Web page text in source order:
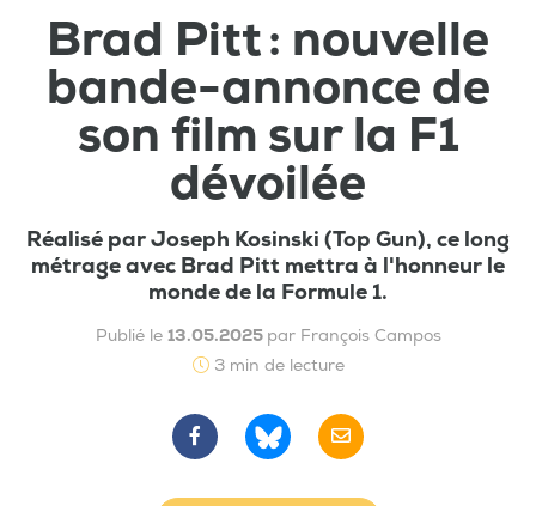
Brad Pitt : nouvelle
bande-annonce de
son film sur la F1
dévoilée
Réalisé par Joseph Kosinski (Top Gun), ce long
métrage avec Brad Pitt mettra à l'honneur le
monde de la Formule 1.
Publié le 13.05.2025 par François Campos
3 min de lecture